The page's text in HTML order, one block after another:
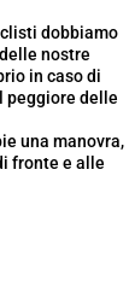
dobbiamo
nostre
in caso di
peggiore delle
una manovra,
fronte e alle